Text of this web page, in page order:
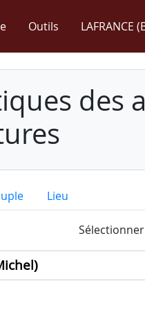
Outils LAFRANCE
des
Lieu